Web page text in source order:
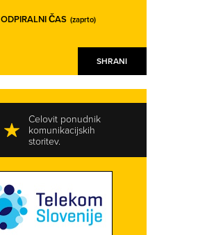
SHRANI
ODPIRALNI ČAS (zaprto)
Celovit ponudnik
komunikacijskih
storitev.